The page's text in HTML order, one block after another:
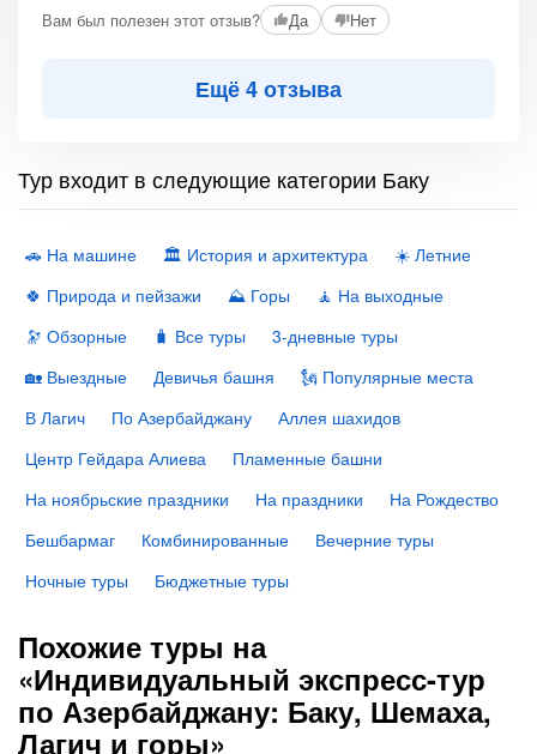
Вам был полезен этот отзыв? Да Нет
Ещё 4 отзыва
Тур входит в следующие категории Баку
🚗 На машине 🏛 История и архитектура
☀️ Летние
🍀 Природа и пейзажи
⛰ Горы
🧘 На выходные
🔭 Обзорные
🧳 Все туры
3-дневные туры
🏡 Выездные
Девичья башня
🗽 Популярные места
В Лагич
По Азербайджану
Аллея шахидов
Центр Гейдара Алиева
Пламенные башни
На ноябрьские праздники
На праздники
На Рождество
Бешбармаг
Комбинированные
Вечерние туры
Ночные туры
Бюджетные туры
Похожие туры на
«Индивидуальный экспресс-тур
по Азербайджану: Баку, Шемаха,
Лагич и горы»